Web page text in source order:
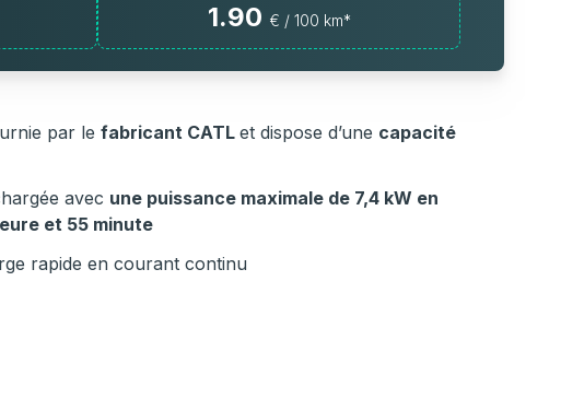
1.90 € / 100 km*
par le fabricant CATL et dispose d’une capacité
avec une puissance maximale de 7,4 kW en
et 55 minute
rapide en courant continu